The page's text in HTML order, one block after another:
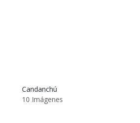
Candanchú
10 Imágenes